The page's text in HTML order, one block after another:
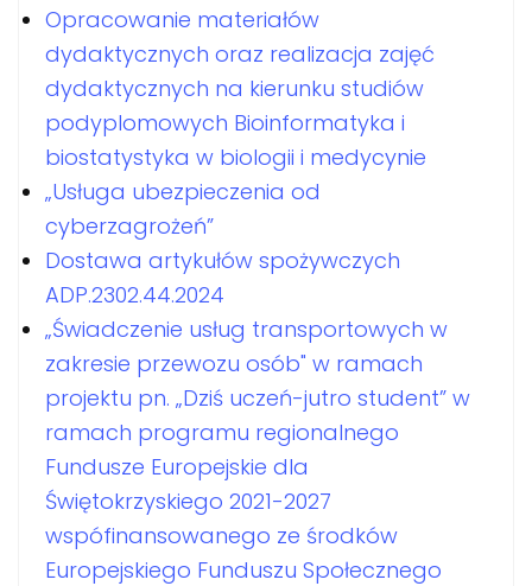
Opracowanie materiałów
dydaktycznych oraz realizacja zajęć
dydaktycznych na kierunku studiów
podyplomowych Bioinformatyka i
biostatystyka w biologii i medycynie
„Usługa ubezpieczenia od
cyberzagrożeń”
Dostawa artykułów spożywczych
ADP.2302.44.2024
„Świadczenie usług transportowych w
zakresie przewozu osób" w ramach
projektu pn. „Dziś uczeń-jutro student” w
ramach programu regionalnego
Fundusze Europejskie dla
Świętokrzyskiego 2021-2027
wspófinansowanego ze środków
Europejskiego Funduszu Społecznego